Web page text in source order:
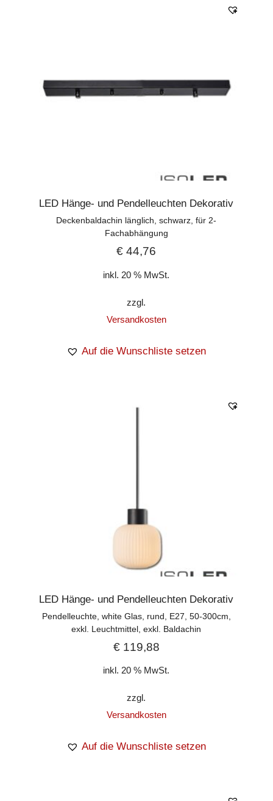
LED Hänge- und Pendelleuchten Dekorativ
Deckenbaldachin länglich, schwarz, für 2-
Fachabhängung
€ 44,76
inkl. 20 % MwSt.
zzgl.
Versandkosten
Auf die Wunschliste setzen
LED Hänge- und Pendelleuchten Dekorativ
Pendelleuchte, white Glas, rund, E27, 50-300cm,
exkl. Leuchtmittel, exkl. Baldachin
€119,88
inkl. 20 % MwSt.
zzgl.
Versandkosten
Auf die Wunschliste setzen